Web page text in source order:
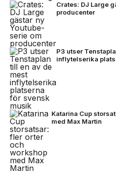
Crates: DJ Large
producenter
P3 utser
inflytelserika
Katarina Cup
med Max Martin